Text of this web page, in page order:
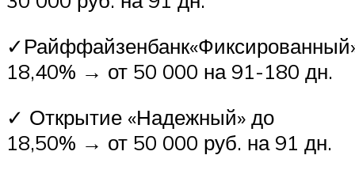
18,40% → от 50 000 на 91-180 дн.
✓ Открытие «Надежный» до
18,50% → от 50 000 руб. на 91 дн.